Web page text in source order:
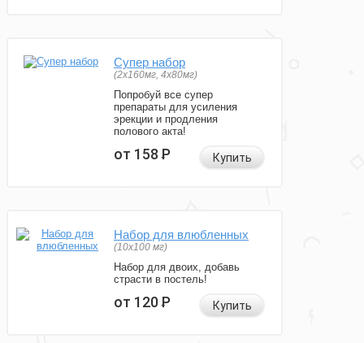
Супер набор
(2х160мг, 4х80мг)
Попробуй все супер
препараты для усиления
эрекции и продления
полового акта!
от 158Р Купить
Набор для влюбленных
(10х100 мг)
Набор для двоих, добавь
страсти в постель!
от 120Р Купить